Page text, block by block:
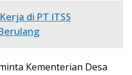
di PT ITSS
Kementerian Desa